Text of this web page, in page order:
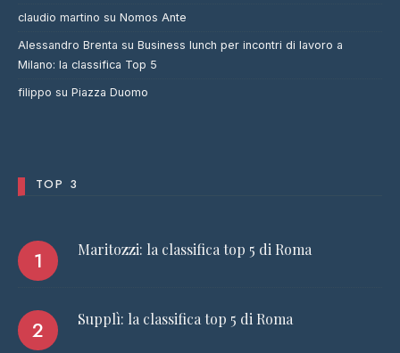
claudio martino su Nomos Ante
Alessandro Brenta su Business lunch per incontri di lavoro a
Milano: la classifica Top 5
filippo su Piazza Duomo
TOP 3
Maritozzi: la classifica top 5 di Roma
Supplì: la classifica top 5 di Roma